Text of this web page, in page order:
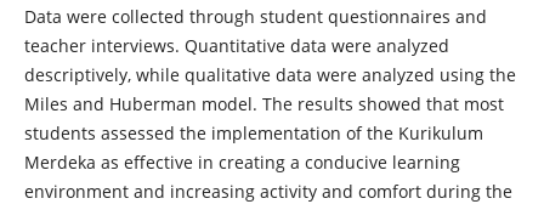
Data were collected through student questionnaires and
teacher interviews. Quantitative data were analyzed
descriptively, while qualitative data were analyzed using the
Miles and Huberman model. The results showed that most
students assessed the implementation of the Kurikulum
Merdeka as effective in creating a conducive learning
environment and increasing activity and comfort during the